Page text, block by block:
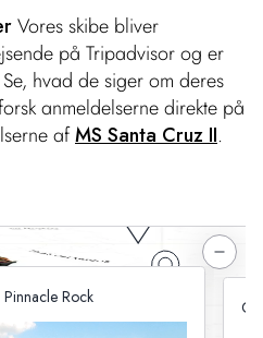
Vores skibe bliver
på Tripadvisor og er
hvad de siger om deres
anmeldelserne direkte på
afMS Santa Cruz II.
Rock
på Bartholomew Island